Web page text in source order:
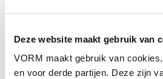
Deze website maakt gebruik van
VORM maakt gebruik van
en voor derde partijen. Deze zijn
Nieuws van